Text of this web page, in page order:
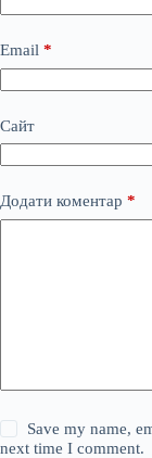
Email *
Сайт
Додати коментар *
Save my name,
next time I comment.